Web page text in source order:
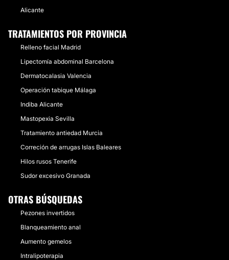
Alicante
TRATAMIENTOS POR PROVINCIA
Relleno facial Madrid
Lipectomía abdominal Barcelona
Dermatocalasia Valencia
Operación tabique Málaga
Indiba Alicante
Mastopexia Sevilla
Tratamiento antiedad Murcia
Correción de arrugas Islas Baleares
Hilos rusos Tenerife
Sudor excesivo Granada
OTRAS BÚSQUEDAS
Pezones invertidos
Blanqueamiento anal
Aumento gemelos
Intralipoterapia